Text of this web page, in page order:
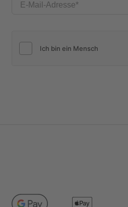
E-Mail-Adresse